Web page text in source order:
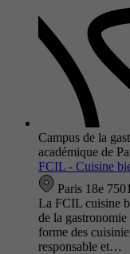
Campus de la
académique de
FCIL - Cuisine
Paris 18e
La FCIL cuisine
de la
forme des
responsable et…